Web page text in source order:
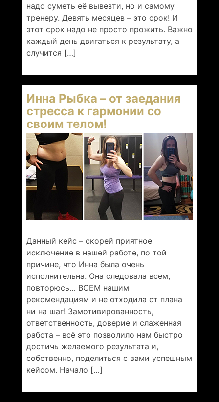
надо суметь её вывезти, но и самому
тренеру. Девять месяцев – это срок! И
этот срок надо не просто прожить. Важно
каждый день двигаться к результату, а
случится […]
Инна Рыбка – от заедания
стресса к гармонии со
своим телом!
Данный кейс – скорей приятное
исключение в нашей работе, по той
причине, что Инна была очень
исполнительна. Она следовала всем,
повторюсь… ВСЕМ нашим
рекомендациям и не отходила от плана
ни на шаг! Замотивированность,
ответственность, доверие и слаженная
работа – всё это позволило нам быстро
достичь желаемого результата и,
собственно, поделиться с вами успешным
кейсом. Начало […]